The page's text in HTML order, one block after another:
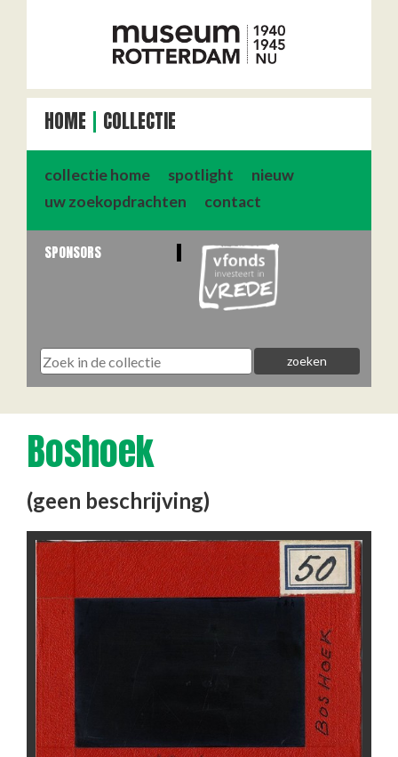
HOME COLLECTIE
collectie home spotlight
nieuw
uw zoekopdrachten
contact
SPONSORS
Boshoek
(geen beschrijving)